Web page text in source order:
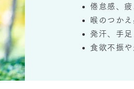
倦怠感、
喉のつか
発汗、手
食欲不振